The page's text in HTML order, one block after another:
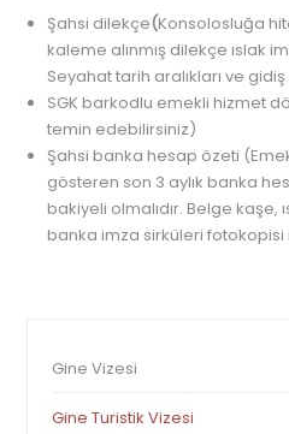
Şahsi dilekçe(Konsolosluğa
kaleme alınmış dilekçe ıslak
Seyahat tarih aralıkları ve
SGK barkodlu emekli hizmet
temin edebilirsiniz)
Şahsi banka hesap özeti
gösteren son 3 aylık banka
bakiyeli olmalıdır. Belge kaşe,
banka imza sirküleri fotokopisi
Gine Vizesi
Gine Turistik Vizesi